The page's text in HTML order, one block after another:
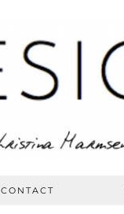
CONTACT